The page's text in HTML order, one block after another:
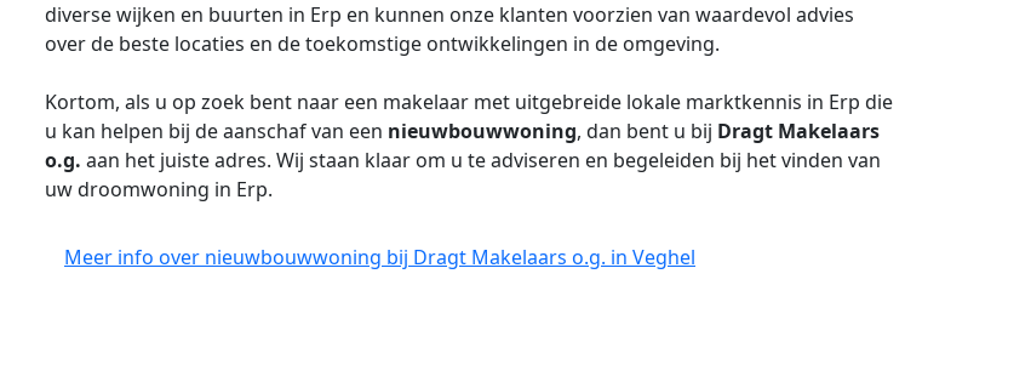
diverse wijken en buurten in Erp en kunnen onze klanten voorzien van waardevol advies
over de beste locaties en de toekomstige ontwikkelingen in de omgeving.
Kortom, als u op zoek bent naar een makelaar met uitgebreide lokale marktkennis in Erp die
u kan helpen bij de aanschaf van een nieuwbouwwoning, dan bent u bij Dragt Makelaars
o.g. aan het juiste adres. Wij staan klaar om u te adviseren en begeleiden bij het vinden van
uw droomwoning in Erp.
Meer info over nieuwbouwwoning bij Dragt Makelaars o.g. in Veghel